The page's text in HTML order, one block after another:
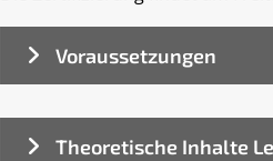
Voraussetzungen
Theoretische Inhalte